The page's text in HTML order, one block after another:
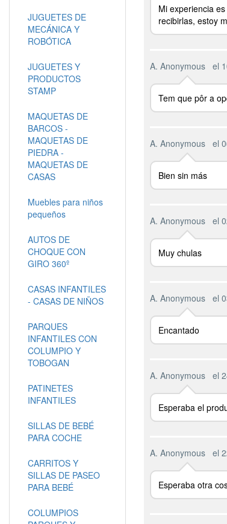
Mi experiencia
recibirlas, estoy
A. Anonymous el
Tem que pôr a
A. Anonymous el
Bien sin más
A. Anonymous el
Muy chulas
A. Anonymous el
Encantado
A. Anonymous el
Esperaba el
A. Anonymous el
Esperaba otra
JUGUETES DE
MECÁNICA Y
ROBÓTICA
JUGUETES Y
PRODUCTOS
STAMP
MAQUETAS DE
BARCOS -
MAQUETAS DE
PIEDRA -
MAQUETAS DE
CASAS
Muebles para niños
pequeños
AUTOS DE
CHOQUE CON
GIRO 360º
CASAS INFANTILES
- CASAS DE NIÑOS
PARQUES
INFANTILES CON
COLUMPIO Y
TOBOGAN
PATINETES
INFANTILES
SILLAS DE BEBÉ
PARA COCHE
CARRITOS Y
SILLAS DE PASEO
PARA BEBÉ
COLUMPIOS